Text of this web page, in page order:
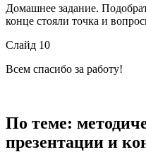
Домашнее задание.
конце стояли точка и
Слайд 10
Всем спасибо за работу!
По теме:
презентации и